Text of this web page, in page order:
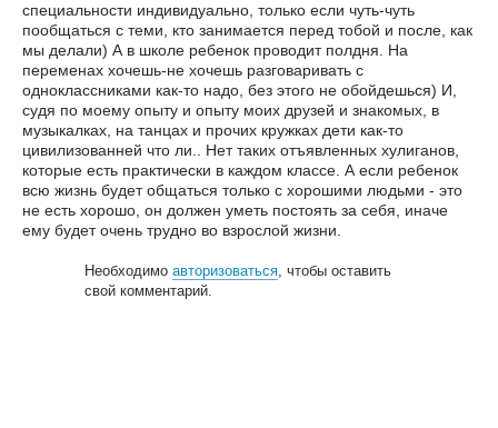
специальности индивидуально, только если чуть-чуть
пообщаться с теми, кто занимается перед тобой и после, как
мы делали) А в школе ребенок проводит полдня. На
переменах хочешь-не хочешь разговаривать с
одноклассниками как-то надо, без этого не обойдешься) И,
судя по моему опыту и опыту моих друзей и знакомых, в
музыкалках, на танцах и прочих кружках дети как-то
цивилизованней что ли.. Нет таких отъявленных хулиганов,
которые есть практически в каждом классе. А если ребенок
всю жизнь будет общаться только с хорошими людьми - это
не есть хорошо, он должен уметь постоять за себя, иначе
ему будет очень трудно во взрослой жизни.
Необходимоавторизоваться, чтобы оставить
свой комментарий.